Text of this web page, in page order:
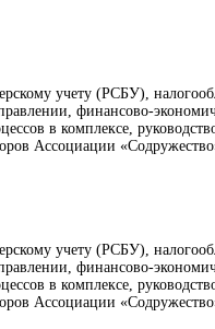
учету (РСБУ),
финансово-
в комплексе,
Ассоциации
учету (РСБУ),
финансово-
в комплексе,
Ассоциации